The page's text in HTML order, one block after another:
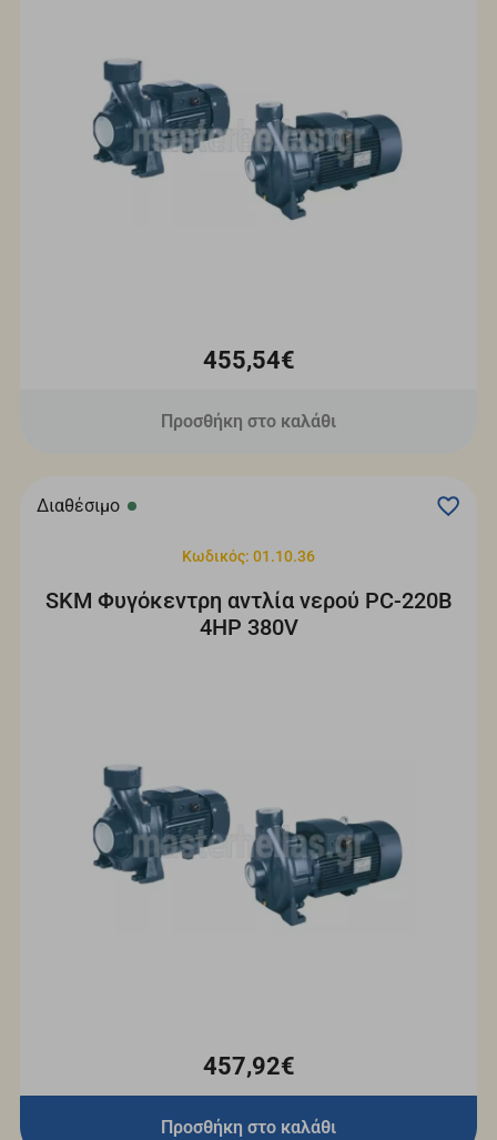
455,54€
Προσθήκη στο καλάθι
Διαθέσιμο
Κωδικός: 01.10.36
SKM Φυγόκεντρη αντλία νερού PC-220B
4HP 380V
457,92€
Προσθήκη στο καλάθι